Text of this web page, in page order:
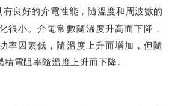
有良好的介電性能，隨溫度和周波數的
很小。介電常數隨溫度升高而下降，
率因素低，隨溫度上升而增加，但隨
電阻率隨溫度上升而下降。